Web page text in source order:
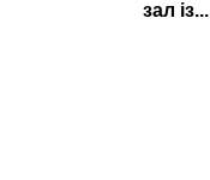
зал із...